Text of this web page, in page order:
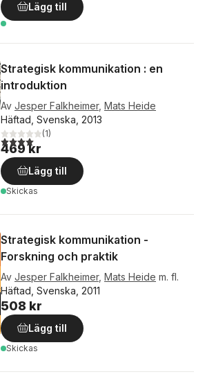
Lägg till
Strategisk kommunikation : en
introduktion
Av Jesper Falkheimer, Mats Heide
Häftad, Svenska, 2013
4,0utav 5 stjärnor. Totalt antal röster:
(1)
469 kr
Lägg till
Skickas
Strategisk kommunikation -
Forskning och praktik
Av Jesper Falkheimer, Mats Heide m. fl.
Häftad, Svenska, 2011
508 kr
Lägg till
Skickas